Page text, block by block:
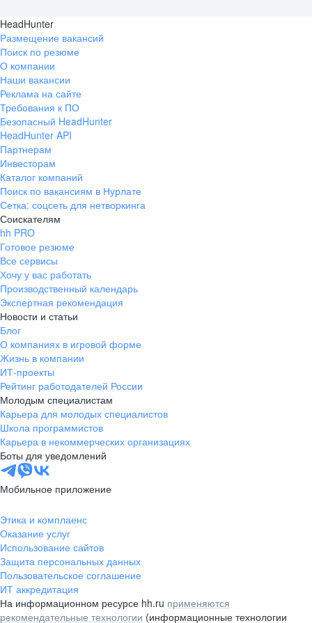
HeadHunter
Размещение вакансий
Поиск по резюме
О компании
Наши вакансии
Реклама на сайте
Требования к ПО
Безопасный HeadHunter
HeadHunter API
Партнерам
Инвесторам
Каталог компаний
Поиск по вакансиям в Нурлате
Сетка: соцсеть для нетворкинга
Соискателям
hh PRO
Готовое резюме
Все сервисы
Хочу у вас работать
Производственный календарь
Экспертная рекомендация
Новости и статьи
Блог
О компаниях в игровой форме
Жизнь в компании
ИТ-проекты
Рейтинг работодателей России
Молодым специалистам
Карьера для молодых специалистов
Школа программистов
Карьера в некоммерческих организациях
Боты для уведомлений
Мобильное приложение
Этика и комплаенс
Оказание услуг
Использование сайтов
Защита персональных данных
Пользовательское соглашение
ИТ аккредитация
На информационном ресурсе hh.ru применяются
рекомендательные технологии (информационные технологии